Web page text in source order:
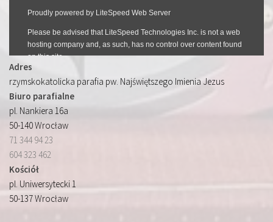
Adres
rzymskokatolicka parafia pw. Najświętszego Imienia Jezus
Biuro parafialne
pl. Nankiera 16a
50-140 Wrocław
71 344 94 23
604 323 462
Kościół
pl. Uniwersytecki 1
50-137 Wrocław